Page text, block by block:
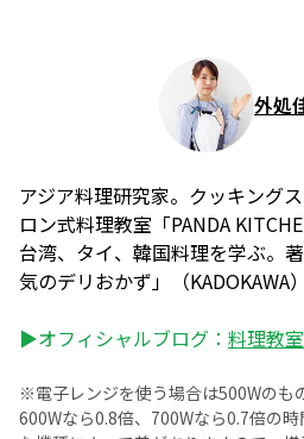
外処
アジア料理研究家。クッキング
ロン式料理教室「PANDA
台湾、タイ、韓国料理を学ぶ。
気のデリおかず」（KADOKAWA）
▶オフィシャルブログ： 料理教
※電子レンジを使う場合は500Wのも
600Wなら0.8倍、700Wなら0.7倍の